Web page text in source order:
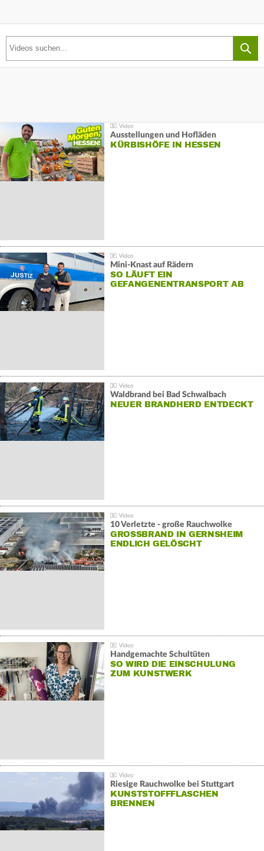
Ausstellungen und Hofläden
KÜRBISHÖFE IN HESSEN
Mini-Knast auf Rädern
SO LÄUFT EIN
GEFANGENENTRANSPORT AB
Waldbrand bei Bad Schwalbach
NEUER BRANDHERD ENTDECKT
10 Verletzte - große Rauchwolke
GROSSBRAND IN GERNSHEIM E
NDLICH GELÖSCHT
Handgemachte Schultüten
SO WIRD DIE EINSCHULUNG
ZUM KUNSTWERK
Riesige Rauchwolke bei Stuttgart
KUNSTSTOFFFLASCHEN
BRENNEN